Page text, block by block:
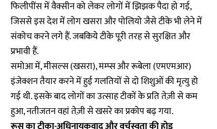
फिलीपींस में वैक्सीन को लेकर लोगों में झिझक पैदा हो गई,
जिससे इस देश में लोग खसरा और पोलियो जैसे टीके भी लेने में
संकोच करने लगे हैं. जबकिये टीके पूरी तरह से सुरक्षित और
प्रभावी हैं.
समोआ में, मीसल्स (खसरा), मम्प्स और रूबेला (एमएमआर)
इंजेक्शन तैयार करने में हुई गलतियों से दो शिशुओं की मृत्यु हो
गई थी. इसके बाद लोगों का उत्साह टीकों के प्रति तेज़ी से कम
हुआ, नतीजतन वहां तेज़ी से खसरे का प्रकोप बढ़ गया.